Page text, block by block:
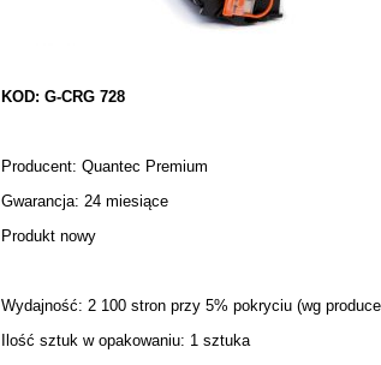
KOD: G-CRG 728
Producent: Quantec Premium
Gwarancja: 24 miesiące
Produkt nowy
Wydajność: 2 100 stron przy 5% pokryciu (wg
Ilość sztuk w opakowaniu: 1 sztuka